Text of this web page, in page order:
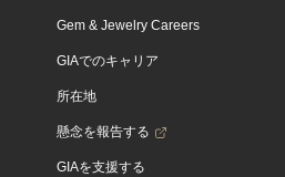
Gem & Jewelry Careers
GIAでのキャリア
所在地
懸念を報告する
GIAを支援する